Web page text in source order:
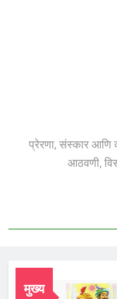
प्रेरणा, संस्कार आणि
आठवणी,
मुख्य
भाई